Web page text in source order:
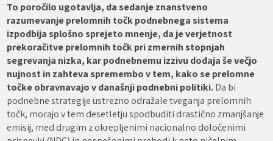
To poročilo ugotavlja, da sedanje znanstveno
razumevanje prelomnih točk podnebnega sistema
izpodbija splošno sprejeto mnenje, da je verjetnost
prekoračitve prelomnih točk pri zmernih stopnjah
segrevanja nizka, kar podnebnemu izzivu dodaja še večjo
nujnost in zahteva spremembo v tem, kako se prelomne
točke obravnavajo v današnji podnebni politiki.Da bi
podnebne strategije ustrezno odražale tveganja prelomnih
točk, morajo v tem desetletju spodbuditi drastično zmanjšanje
emisij, med drugim z okrepljenimi nacionalno določenimi